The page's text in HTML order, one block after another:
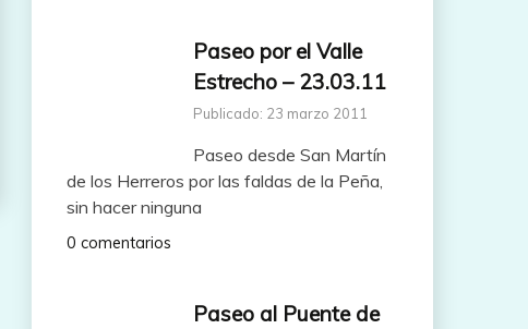
Paseo por el Valle
Estrecho – 23.03.11
Publicado: 23 marzo 2011
Paseo desde San Martín
de los Herreros por las faldas de la Peña,
sin hacer ninguna
0 comentarios
Paseo al Puente de